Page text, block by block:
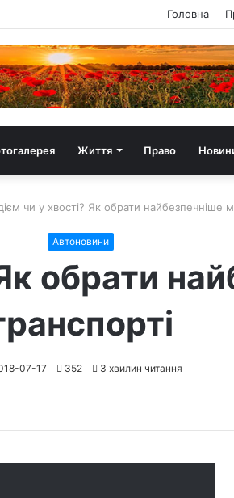
Головна
Життя Право
чи у хвості? Як обрати найбезпечніше
Автоновини
обрати
07-17 352 3 хвилин читання